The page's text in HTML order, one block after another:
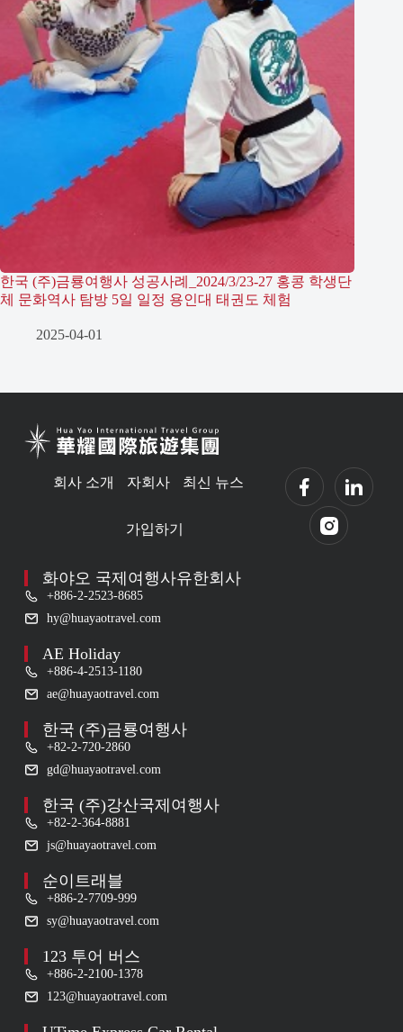
한국 (주)금룡여행사 성공사례_2024/3/23-27 홍콩 학생단
체 문화역사 탐방 5일 일정 용인대 태권도 체험
2025-04-01
회사 소개 자회사 최신 뉴스
가입하기
화야오 국제여행사유한회사
+886-2-2523-8685
hy@huayaotravel.com
AE Holiday
+886-4-2513-1180
ae@huayaotravel.com
한국 (주)금룡여행사
+82-2-720-2860
gd@huayaotravel.com
한국 (주)강산국제여행사
+82-2-364-8881
js@huayaotravel.com
순이트래블
+886-2-7709-999
sy@huayaotravel.com
123 투어 버스
+886-2-2100-1378
123@huayaotravel.com